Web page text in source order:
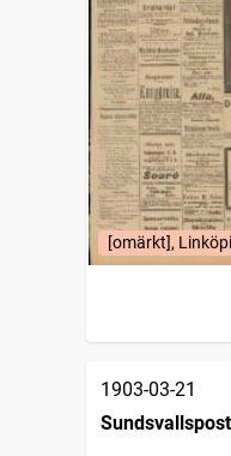
[omärkt],
1903-03-21